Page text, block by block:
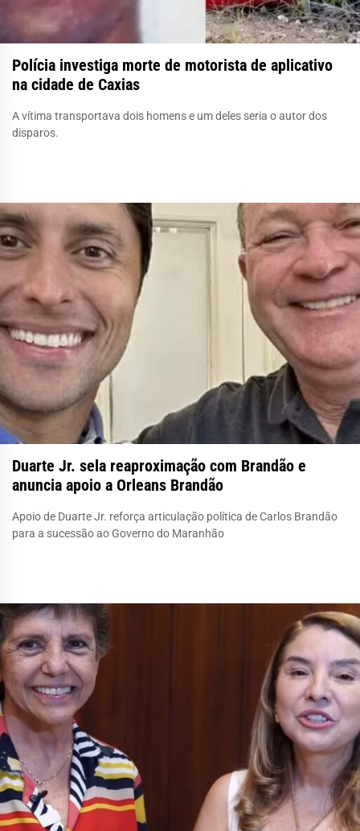
Polícia investiga morte de motorista de aplicativo
na cidade de Caxias
A vítima transportava dois homens e um deles seria o autor dos
disparos.
Duarte Jr. sela reaproximação com Brandão e
anuncia apoio a Orleans Brandão
Apoio de Duarte Jr. reforça articulação política de Carlos Brandão
para a sucessão ao Governo do Maranhão